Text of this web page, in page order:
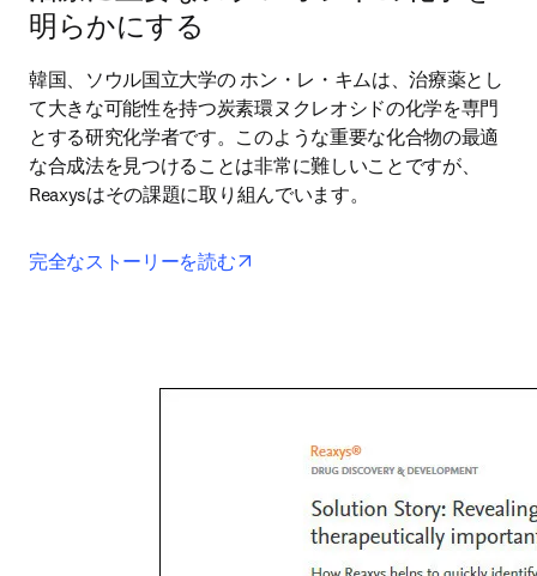
明らかにする
韓国、ソウル国立大学の ホン・レ・キムは、治療薬とし
て大きな可能性を持つ炭素環ヌクレオシドの化学を専門
とする研究化学者です。このような重要な化合物の最適
な合成法を見つけることは非常に難しいことですが、
Reaxysはその課題に取り組んでいます。
完全なストーリーを読む